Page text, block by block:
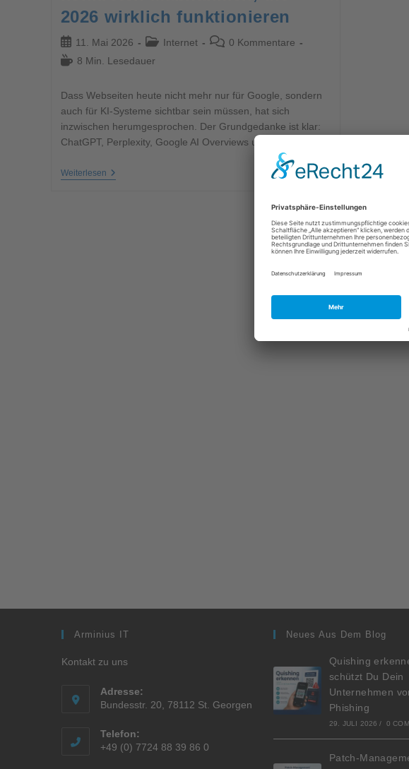
2026 wirklich funktionieren
11. Mai 2026 Internet
0 Kommentare
8 Min. Lesedauer
Dass Webseiten heute nicht mehr nur für Google, sondern
auch für KI-Systeme sichtbar sein müssen, hat sich
inzwischen herumgesprochen. Der Grundgedanke ist klar:
ChatGPT, Perplexity, Google AI Overviews und Bing…
Weiterlesen
Arminius IT
Kontakt zu uns
Adresse:
Bundesstr. 20, 78112 St. Georgen
Telefon:
+49 (0) 7724 88 39 86 0
Neues Aus Dem Blog
Quishing
schützt Du Dein
Unternehmen
Phishing
29. JULI 2026 / 0
Patch-